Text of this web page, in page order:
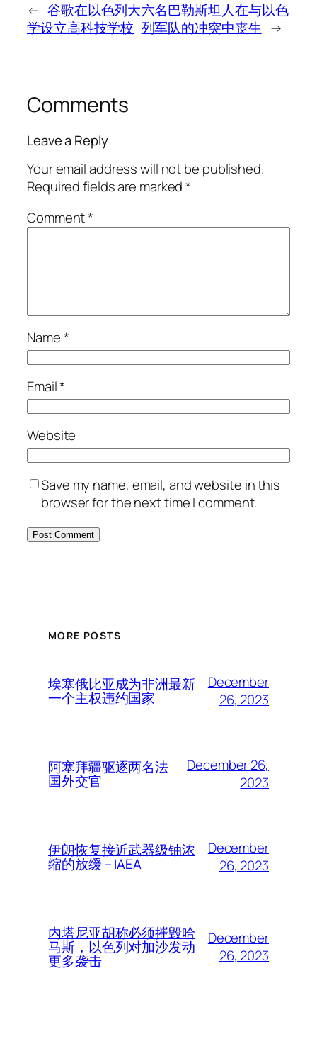
← 谷歌在以色列大
学设立高科技学校
六名巴勒斯坦人在与以色
列军队的冲突中丧生 →
Comments
Leave a Reply
Your email address will not be published.
Required fields are marked*
Comment*
Name*
Email*
Website
Save my name, email, and website in this
browser for the next time I comment.
MORE POSTS
埃塞俄比亚成为非洲最新
一个主权违约国家
December
26, 2023
阿塞拜疆驱逐两名法
国外交官
December 26,
2023
伊朗恢复接近武器级铀浓
缩的放缓 – IAEA
December
26, 2023
内塔尼亚胡称必须摧毁哈
马斯，以色列对加沙发动
更多袭击
December
26, 2023